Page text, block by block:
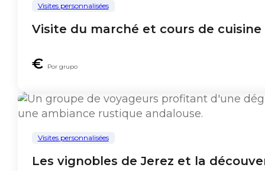
Visites personnalisées
Visite du marché et cours de cuisine
€ Por grupo
Visites personnalisées
Les vignobles de Jerez et la